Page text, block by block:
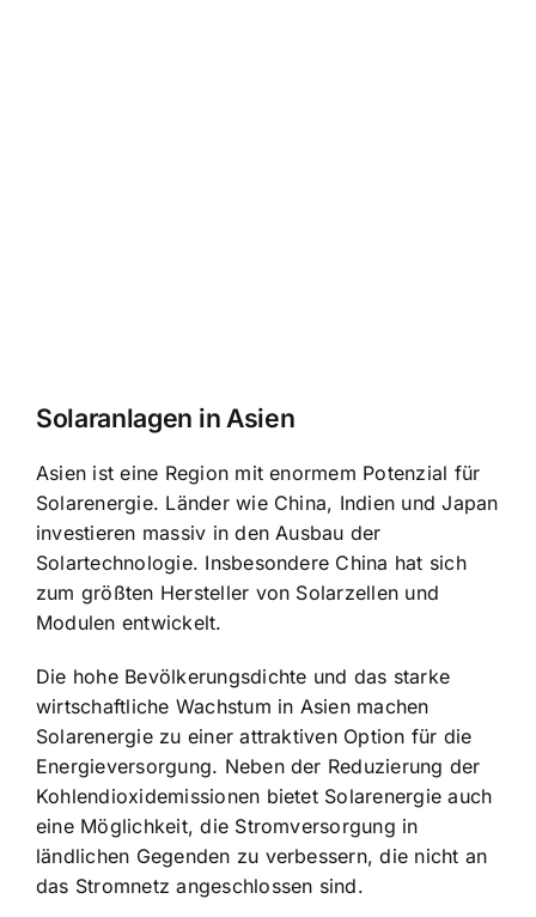
Solaranlagen in Asien
Asien ist eine Region mit enormem Potenzial für
Solarenergie. Länder wie China, Indien und Japan
investieren massiv in den Ausbau der
Solartechnologie. Insbesondere China hat sich
zum größten Hersteller von Solarzellen und
Modulen entwickelt.
Die hohe Bevölkerungsdichte und das starke
wirtschaftliche Wachstum in Asien machen
Solarenergie zu einer attraktiven Option für die
Energieversorgung. Neben der Reduzierung der
Kohlendioxidemissionen bietet Solarenergie auch
eine Möglichkeit, die Stromversorgung in
ländlichen Gegenden zu verbessern, die nicht an
das Stromnetz angeschlossen sind.